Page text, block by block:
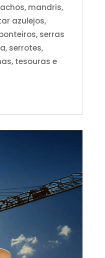
mandris,
azulejos,
serras
serrotes,
tesouras e